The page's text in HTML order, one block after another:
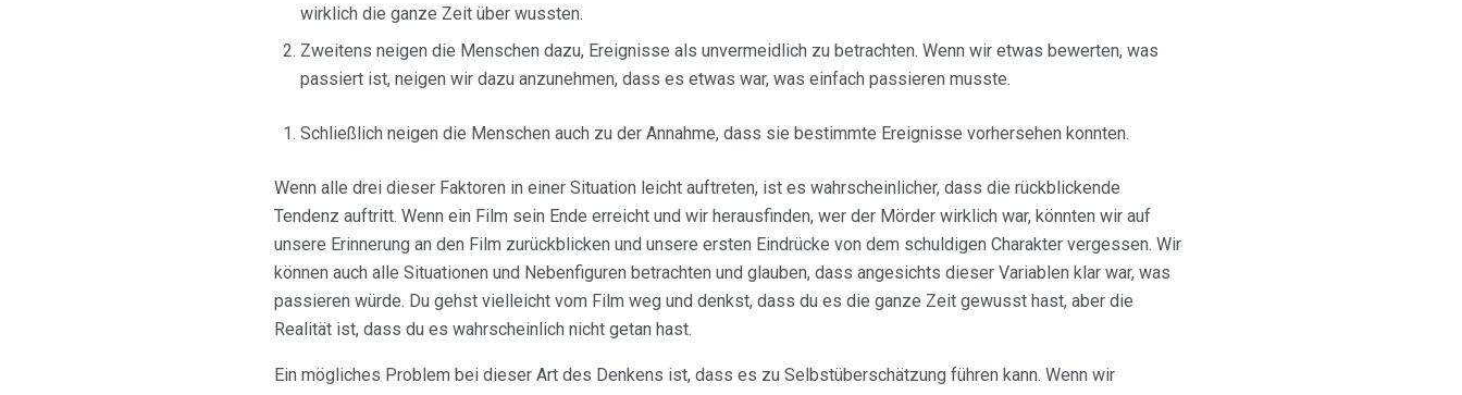
wirklich die ganze Zeit über wussten.
Zweitens neigen die Menschen dazu, Ereignisse als unvermeidlich zu betrachten. Wenn wir etwas bewerten, was
passiert ist, neigen wir dazu anzunehmen, dass es etwas war, was einfach passieren musste.
Schließlich neigen die Menschen auch zu der Annahme, dass sie bestimmte Ereignisse vorhersehen konnten.
Wenn alle drei dieser Faktoren in einer Situation leicht auftreten, ist es wahrscheinlicher, dass die rückblickende
Tendenz auftritt. Wenn ein Film sein Ende erreicht und wir herausfinden, wer der Mörder wirklich war, könnten wir auf
unsere Erinnerung an den Film zurückblicken und unsere ersten Eindrücke von dem schuldigen Charakter vergessen. Wir
können auch alle Situationen und Nebenfiguren betrachten und glauben, dass angesichts dieser Variablen klar war, was
passieren würde. Du gehst vielleicht vom Film weg und denkst, dass du es die ganze Zeit gewusst hast, aber die
Realität ist, dass du es wahrscheinlich nicht getan hast.
Ein mögliches Problem bei dieser Art des Denkens ist, dass es zu Selbstüberschätzung führen kann. Wenn wir